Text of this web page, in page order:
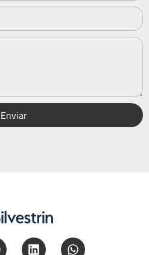
Enviar